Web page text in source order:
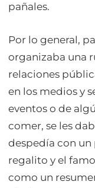
pañales.
Por lo general,
organizaba una
relaciones
en los medios y
eventos o de
comer, se les
despedía con un
regalito y el
como un